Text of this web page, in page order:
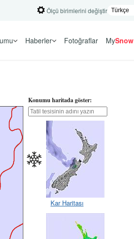
Ölçü birimlerini değiştir
Haberler Fotoğraflar MySnow
Konumu haritada göster:
Kar Haritası